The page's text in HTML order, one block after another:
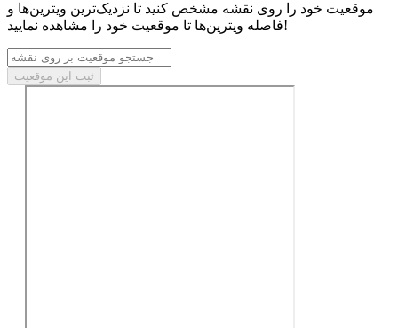
موقعیت خود را روی نقشه مشخص کنید تا نزدیک‌ترین ویترین‌ها و
فاصله ویترین‌ها تا موقعیت خود را مشاهده نمایید!
ثبت این موقعیت